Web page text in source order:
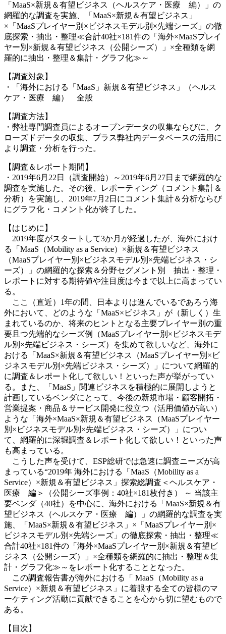
「MaaS×新規＆有望ビジネス（ヘルスケア・医療 編）」の
網羅的な調査を実施、「MaaS×新規＆有望ビジネス」
×「MaaSプレイヤー別×ビジネスモデル別×先端シーズ」の徹
底探索・抽出・整理≪合計40社×181件の「海外×MaaSプレイ
ヤー別×新規＆有望ビジネス（公開シーズ）」×全種類を網
羅的に抽出・整理＆集計・グラフ化≫～
【調査対象】
・「海外における「MaaS」新規＆有望ビジネス」（ヘルス
ケア・医療 編） 全般
【調査方法】
・弊社専門調査員によるオープンデータの収集ならびに、ク
ローズドデータの収集、プラス弊社内データベースの活用に
より調査・分析を行った。
【調査＆レポート期間】
・2019年6月22日（調査開始）～2019年6月27日まで網羅的な
調査を実施した。その後、レポーティング（コメント集計＆
分析）を実施し、2019年7月2日にコメント集計＆分析ならび
にグラフ化・コメント化が終了した。
【はじめに】
2019年度がスタートして3か月が経過したが、海外におけ
る「MaaS（Mobility as a Service）×新規＆有望ビジネス
（MaaSプレイヤー別×ビジネスモデル別×先端ビジネス・シ
ーズ）」の網羅的な探索＆分野セグメント別 抽出・整理・
レポートに対する期待値や注目度は今まで以上に高まってい
る。
ここ（直近）1年の間、日本よりは進んでいるであろう海
外において、どのような「MaaS×ビジネス」が（新しく）生
まれているのか、将来のヒントとなる主要プレイヤー別の重
要且つ先端的なシーズ例（MaaSプレイヤー別×ビジネスモデ
ル別×先端ビジネス・シーズ）を集めて欲しいなど、海外に
おける「MaaS×新規＆有望ビジネス（MaaSプレイヤー別×ビ
ジネスモデル別×先端ビジネス・シーズ）」について網羅的
に調査＆レポート化して欲しい！といった声が挙がってい
る。また、「MaaS」関連ビジネスを積極的に展開しようと
計画しているベンダにとって、今後の新規市場・顧客開拓・
営業提案・商品＆サービス開発に役立つ（活用価値が高い）
ような「海外×MaaS×新規＆有望ビジネス（MaaSプレイヤー
別×ビジネスモデル別×先端ビジネス・シーズ）」につい
て、網羅的に深堀調査＆レポート化して欲しい！といった声
も高まっている。
こうした声を受けて、ESP総研では急速に調査ニーズが高
まっている“2019年 海外における「MaaS（Mobility as a
Service）×新規＆有望ビジネス」探索総調査＜ヘルスケア・
医療 編＞（公開シーズ事例：40社×181枚付き） ～ 当該主
要ベンダ（40社）を中心に、海外における「MaaS×新規＆有
望ビジネス（ヘルスケア・医療 編）」の網羅的な調査を実
施、「MaaS×新規＆有望ビジネス」×「MaaSプレイヤー別×
ビジネスモデル別×先端シーズ」の徹底探索・抽出・整理≪
合計40社×181件の「海外×MaaSプレイヤー別×新規＆有望ビ
ジネス（公開シーズ）」×全種類を網羅的に抽出・整理＆集
計・グラフ化≫～をレポート化することとなった。
この調査報告書が海外における「 MaaS（Mobility as a
Service）×新規＆有望ビジネス」に着眼する全ての皆様のマ
ーケティング活動に貢献できることを心から切に望むもので
ある。
【目次】